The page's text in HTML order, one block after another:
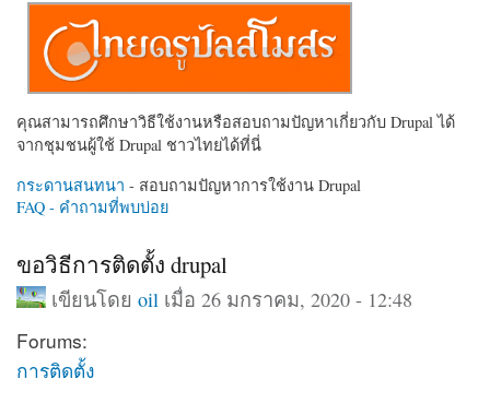
คุณสามารถศึกษาวิธีใช้งานหรือสอบถามปัญหาเกี่ยวกับ Drupal ได้
จากชุมชนผู้ใช้ Drupal ชาวไทยได้ที่นี่
กระดานสนทนา - สอบถามปัญหาการใช้งาน Drupal
FAQ - คำถามที่พบบ่อย
ขอวิธีการติดตั้ง drupal
เขียนโดย oil เมื่อ 26 มกราคม, 2020 - 12:48
Forums:
การติดตั้ง